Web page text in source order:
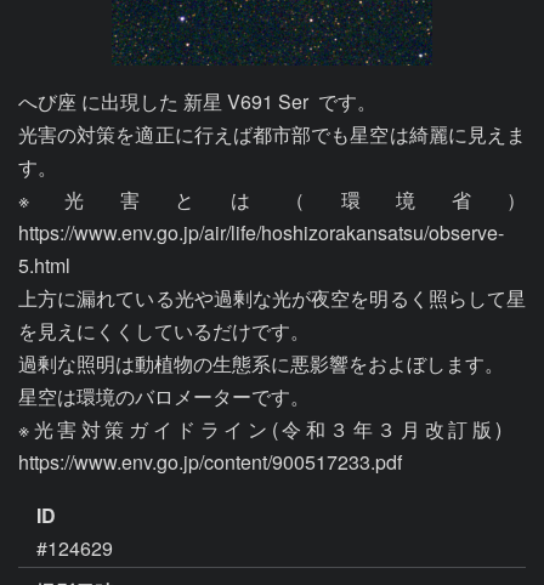
へび座 に出現した 新星 V691 Ser  です。
光害の対策を適正に行えば都市部でも星空は綺麗に見えま
す。
※光害とは（環境省）
https://www.env.go.jp/air/life/hoshizorakansatsu/observe-
5.html
上方に漏れている光や過剰な光が夜空を明るく照らして星
を見えにくくしているだけです。
過剰な照明は動植物の生態系に悪影響をおよぼします。
星空は環境のバロメーターです。
※光害対策ガイドライン(令和３年３月改訂版)
ID
#124629